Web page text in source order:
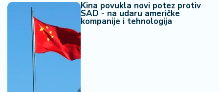
Kina povukla novi potez protiv
SAD - na udaru američke
kompanije i tehnologija